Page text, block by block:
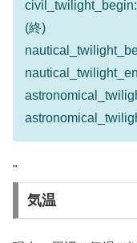
(終)
"
気温